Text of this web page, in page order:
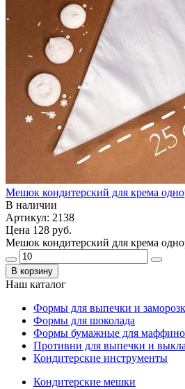
Мешок кондитерский для крема
В наличии
Артикул: 2138
Цена 128 руб.
Мешок кондитерский для крема
В корзину
Наш каталог
Формы для выпечки и
Формы для шоколада
Формы бумажные для
Противни для выпечки и
Кондитерские инструменты
Кондитерские мешки